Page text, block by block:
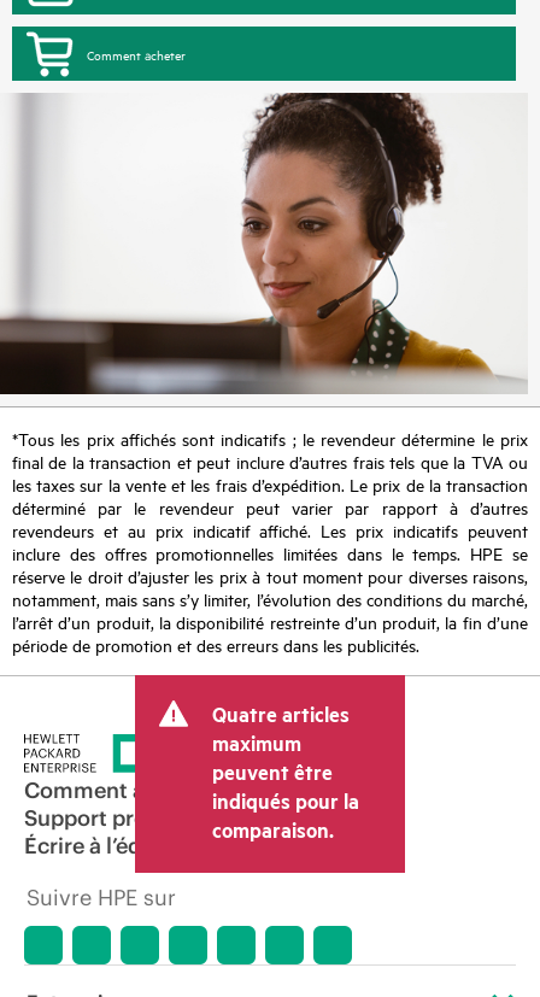
Comment acheter
*Tous les prix affichés sont indicatifs ; le revendeur détermine le prix
final de la transaction et peut inclure d’autres frais tels que la TVA ou
les taxes sur la vente et les frais d’expédition. Le prix de la transaction
déterminé par le revendeur peut varier par rapport à d’autres
revendeurs et au prix indicatif affiché. Les prix indicatifs peuvent
inclure des offres promotionnelles limitées dans le temps. HPE se
réserve le droit d’ajuster les prix à tout moment pour diverses raisons,
notamment, mais sans s’y limiter, l’évolution des conditions du marché,
l’arrêt d’un produit, la disponibilité restreinte d’un produit, la fin d’une
période de promotion et des erreurs dans les publicités.
Quatre articles
maximum
peuvent être
indiqués pour la
comparaison.
Comment acheter
Support produit
Écrire à l’équipe commerciale
Suivre HPE sur